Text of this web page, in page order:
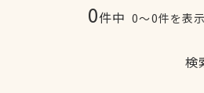
0件中 0〜0件を表示
検